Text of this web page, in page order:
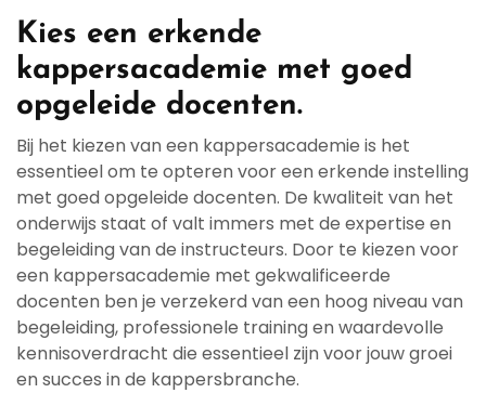
Kies een erkende
kappersacademie met goed
opgeleide docenten.
Bij het kiezen van een kappersacademie is het
essentieel om te opteren voor een erkende instelling
met goed opgeleide docenten. De kwaliteit van het
onderwijs staat of valt immers met de expertise en
begeleiding van de instructeurs. Door te kiezen voor
een kappersacademie met gekwalificeerde
docenten ben je verzekerd van een hoog niveau van
begeleiding, professionele training en waardevolle
kennisoverdracht die essentieel zijn voor jouw groei
en succes in de kappersbranche.